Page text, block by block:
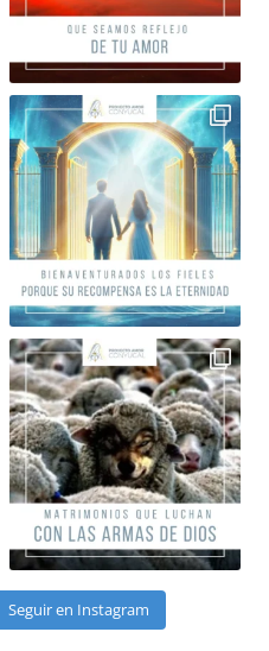
Seguir en Instagram